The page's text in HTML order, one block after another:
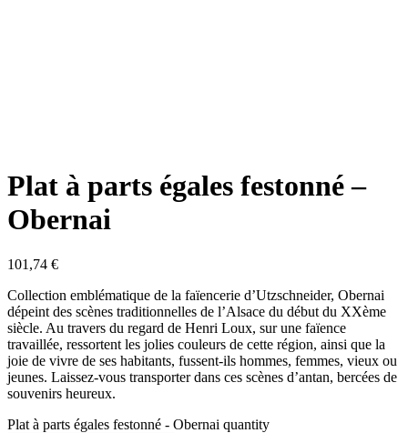
Plat à parts égales festonné –
Obernai
101,74 €
Collection emblématique de la faïencerie d’Utzschneider, Obernai
dépeint des scènes traditionnelles de l’Alsace du début du XXème
siècle. Au travers du regard de Henri Loux, sur une faïence
travaillée, ressortent les jolies couleurs de cette région, ainsi que la
joie de vivre de ses habitants, fussent-ils hommes, femmes, vieux ou
jeunes. Laissez-vous transporter dans ces scènes d’antan, bercées de
souvenirs heureux.
Plat à parts égales festonné - Obernai quantity